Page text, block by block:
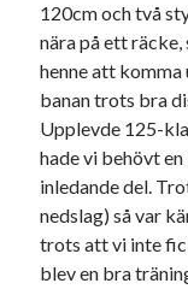
120cm och två
nära på ett
henne att
banan trots bra
Upplevde 125-
hade vi behövt
inledande del.
nedslag) så var
trots att vi inte
blev en bra